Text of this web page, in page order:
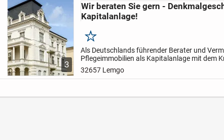
3
Wir beraten Sie gern -
Kapitalanlage!
Merken
Als Deutschlands führender Berater und
Pflegeimmobilien als Kapitalanlage mit dem
vermittelten Immobilien stellen wir Ihnen
im...
32657 Lemgo